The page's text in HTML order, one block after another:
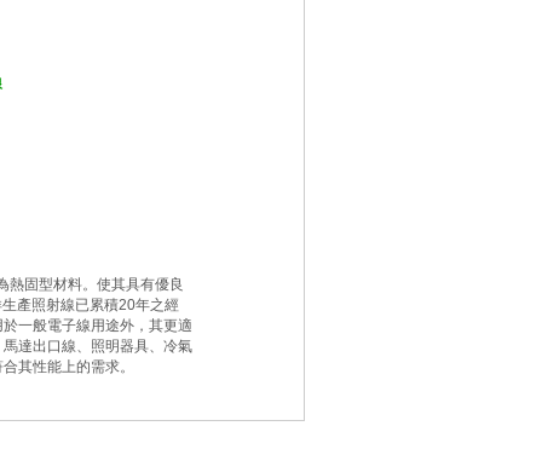
熱固型材料。使其具有優良
產照射線已累積20年之經
一般電子線用途外，其更適
達出口線、照明器具、冷氣
其性能上的需求。